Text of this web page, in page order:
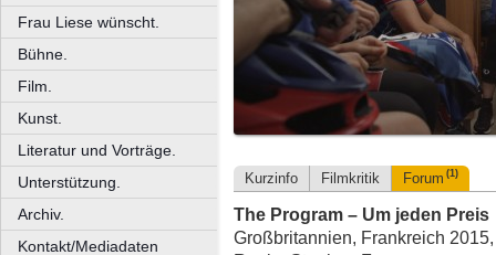
Frau Liese wünscht.
Bühne.
Film.
Kunst.
Literatur und Vorträge.
Unterstützung.
Archiv.
Kontakt/Mediadaten
Kurzinfo Filmkritik Forum (1)
The Program – Um jeden Preis
Großbritannien, Frankreich